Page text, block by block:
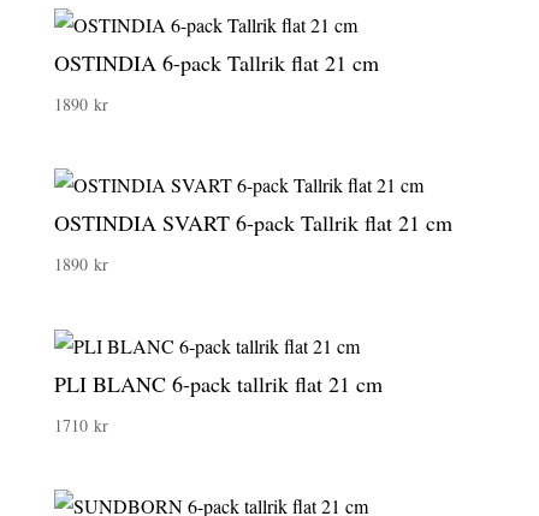
OSTINDIA 6-pack Tallrik flat 21 cm
1890 kr
OSTINDIA SVART 6-pack Tallrik flat 21 cm
1890 kr
PLI BLANC 6-pack tallrik flat 21 cm
1710 kr